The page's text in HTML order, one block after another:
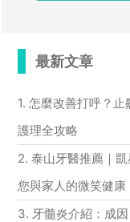
最新文章
1. 怎麼改善打呼？
護理全攻略
2. 泰山牙醫推薦｜
您與家人的微笑健康
3. 牙髓炎介紹：成